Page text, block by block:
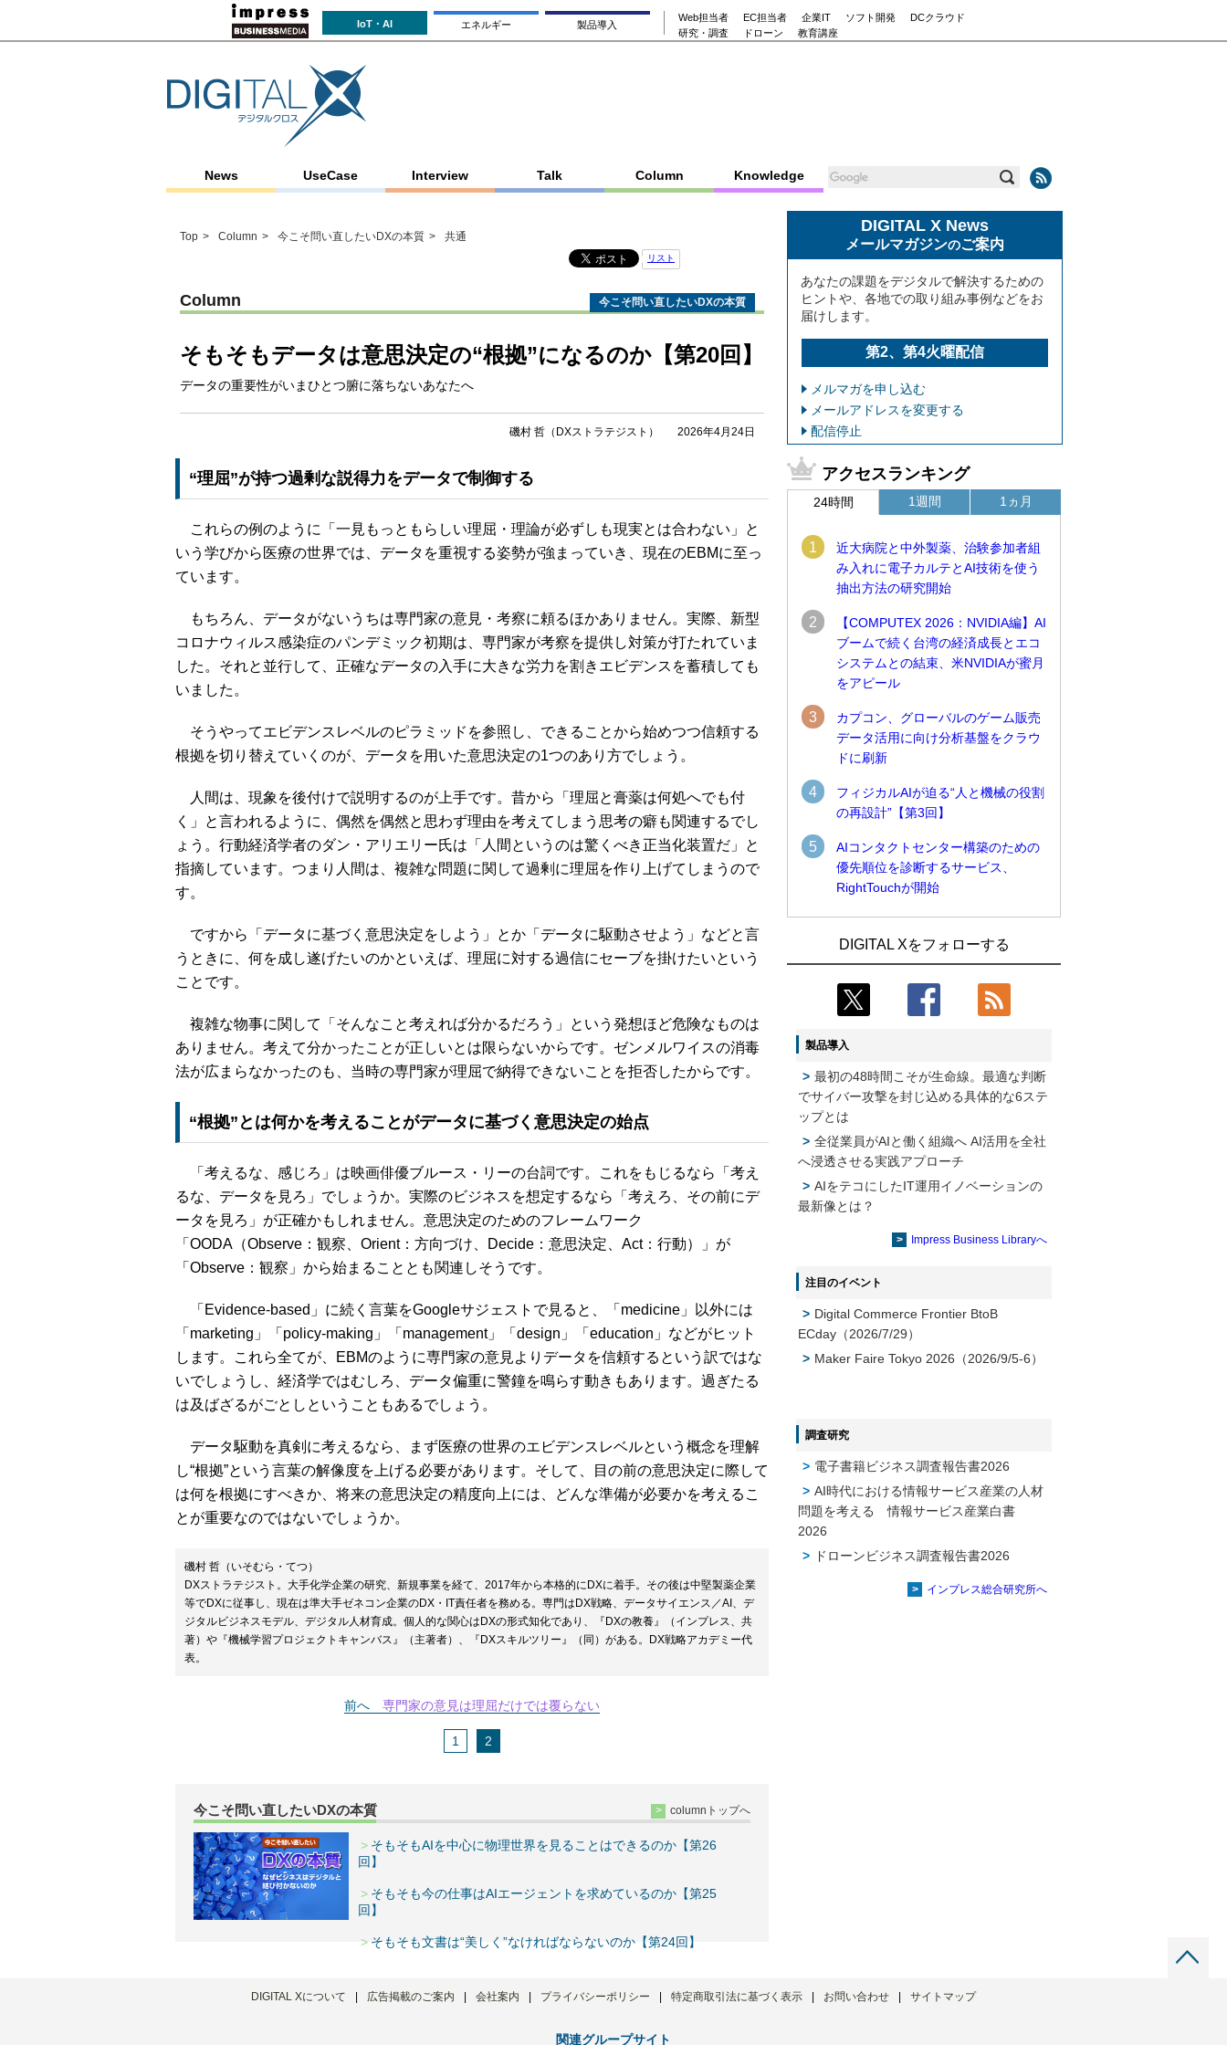
IoT・AI エネルギー 製品導入
Web担当者 EC担当者 企業IT ソフト開発
DCクラウド
研究・調査
ドローン 教育講座
News UseCase Interview Talk Column Knowledge
Top Column 今こそ問い直したいDXの本質 共通
リスト
Column 今こそ問い直したいDXの本質
そもそもデータは意思決定の“根拠”になるのか【第20回】
データの重要性がいまひとつ腑に落ちないあなたへ
磯村 哲（DXストラテジスト） 2026年4月24日
“理屈”が持つ過剰な説得力をデータで制御する
これらの例のように「一見もっともらしい理屈・理論が必ずしも現実とは合わない」と
いう学びから医療の世界では、データを重視する姿勢が強まっていき、現在のEBMに至っ
ています。
もちろん、データがないうちは専門家の意見・考察に頼るほかありません。実際、新型
コロナウィルス感染症のパンデミック初期は、専門家が考察を提供し対策が打たれていま
した。それと並行して、正確なデータの入手に大きな労力を割きエビデンスを蓄積しても
いました。
そうやってエビデンスレベルのピラミッドを参照し、できることから始めつつ信頼する
根拠を切り替えていくのが、データを用いた意思決定の1つのあり方でしょう。
人間は、現象を後付けで説明するのが上手です。昔から「理屈と膏薬は何処へでも付
く」と言われるように、偶然を偶然と思わず理由を考えてしまう思考の癖も関連するでし
ょう。行動経済学者のダン・アリエリー氏は「人間というのは驚くべき正当化装置だ」と
指摘しています。つまり人間は、複雑な問題に関して過剰に理屈を作り上げてしまうので
す。
ですから「データに基づく意思決定をしよう」とか「データに駆動させよう」などと言
うときに、何を成し遂げたいのかといえば、理屈に対する過信にセーブを掛けたいという
ことです。
複雑な物事に関して「そんなこと考えれば分かるだろう」という発想ほど危険なものは
ありません。考えて分かったことが正しいとは限らないからです。ゼンメルワイスの消毒
法が広まらなかったのも、当時の専門家が理屈で納得できないことを拒否したからです。
“根拠”とは何かを考えることがデータに基づく意思決定の始点
「考えるな、感じろ」は映画俳優ブルース・リーの台詞です。これをもじるなら「考え
るな、データを見ろ」でしょうか。実際のビジネスを想定するなら「考えろ、その前にデ
ータを見ろ」が正確かもしれません。意思決定のためのフレームワーク
「OODA（Observe：観察、Orient：方向づけ、Decide：意思決定、Act：行動）」が
「Observe：観察」から始まることとも関連しそうです。
「Evidence-based」に続く言葉をGoogleサジェストで見ると、「medicine」以外には
「marketing」「policy-making」「management」「design」「education」などがヒット
します。これら全てが、EBMのように専門家の意見よりデータを信頼するという訳ではな
いでしょうし、経済学ではむしろ、データ偏重に警鐘を鳴らす動きもあります。過ぎたる
は及ばざるがごとしということもあるでしょう。
データ駆動を真剣に考えるなら、まず医療の世界のエビデンスレベルという概念を理解
し“根拠”という言葉の解像度を上げる必要があります。そして、目の前の意思決定に際して
は何を根拠にすべきか、将来の意思決定の精度向上には、どんな準備が必要かを考えるこ
とが重要なのではないでしょうか。
磯村 哲（いそむら・てつ）
DXストラテジスト。大手化学企業の研究、新規事業を経て、2017年から本格的にDXに着手。その後は中堅製薬企業
等でDXに従事し、現在は準大手ゼネコン企業のDX・IT責任者を務める。専門はDX戦略、データサイエンス／AI、デ
ジタルビジネスモデル、デジタル人材育成。個人的な関心はDXの形式知化であり、『DXの教養』（インプレス、共
著）や『機械学習プロジェクトキャンバス』（主著者）、『DXスキルツリー』（同）がある。DX戦略アカデミー代
表。
前へ 専門家の意見は理屈だけでは覆らない
1 2
今こそ問い直したいDXの本質
そもそもAIを中心に物理世界を見ることはできるのか【第26
回】
そもそも今の仕事はAIエージェントを求めているのか【第25
回】
そもそも文書は“美しく”なければならないのか【第24回】
columnトップへ
DIGITAL X News
メールマガジンのご案内
あなたの課題をデジタルで解決するための
ヒントや、各地での取り組み事例などをお
届けします。
第2、第4火曜配信
メルマガを申し込む
メールアドレスを変更する
配信停止
アクセスランキング
24時間
1
近大病院と中外製薬、治験参加者組
み入れに電子カルテとAI技術を使う
抽出方法の研究開始
2
【COMPUTEX 2026：NVIDIA編】AI
ブームで続く台湾の経済成長とエコ
システムとの結束、米NVIDIAが蜜月
をアピール
3
カプコン、グローバルのゲーム販売
データ活用に向け分析基盤をクラウ
ドに刷新
4
フィジカルAIが迫る“人と機械の役割
の再設計”【第3回】
5
AIコンタクトセンター構築のための
優先順位を診断するサービス、
RightTouchが開始
1週間
れに電子カルテとAI技術を使う抽出方法
の研究開始
Umios、消費者起点の販売計画策定に向
3
歩行ロボット利用を検証
4
【COMPUTEX 2026：Arm編】チップ自
社製造で鍵を握る台湾サプライチェー
ン、英Armが連携を強調
フィジカルAIが迫る“人と機械の役割の再
設計”【第3回】
1ヵ月
仮想化技術を使う統合基盤を本格稼働
鹿島建設、鋼管柱へのコンクリート充填
時の異常を検出するAIを遠隔監視システ
3
れに電子カルテとAI技術を使う抽出方法
の研究開始
そもそも今の仕事はAIエージェントを求
めているのか【第25回】
製造業の現場の暗黙知を組織横断で活用
するためのナレッジ管理基盤、LIGHTzが
DIGITAL Xをフォローする
製品導入
最初の48時間こそが生命線。最適な判断
でサイバー攻撃を封じ込める具体的な6ステ
ップとは
全従業員がAIと働く組織へ AI活用を全社
へ浸透させる実践アプローチ
AIをテコにしたIT運用イノベーションの
最新像とは？
Impress Business Libraryへ
注目のイベント
Digital Commerce Frontier BtoB
ECday（2026/7/29）
Maker Faire Tokyo 2026（2026/9/5-6）
調査研究
電子書籍ビジネス調査報告書2026
AI時代における情報サービス産業の⼈材
問題を考える 情報サービス産業⽩書
2026
ドローンビジネス調査報告書2026
インプレス総合研究所へ
DIGITAL Xについて 広告掲載のご案内 会社案内 プライバシーポリシー 特定商取引法に基づく表示 お問い合わせ サイトマップ
関連グループサイト